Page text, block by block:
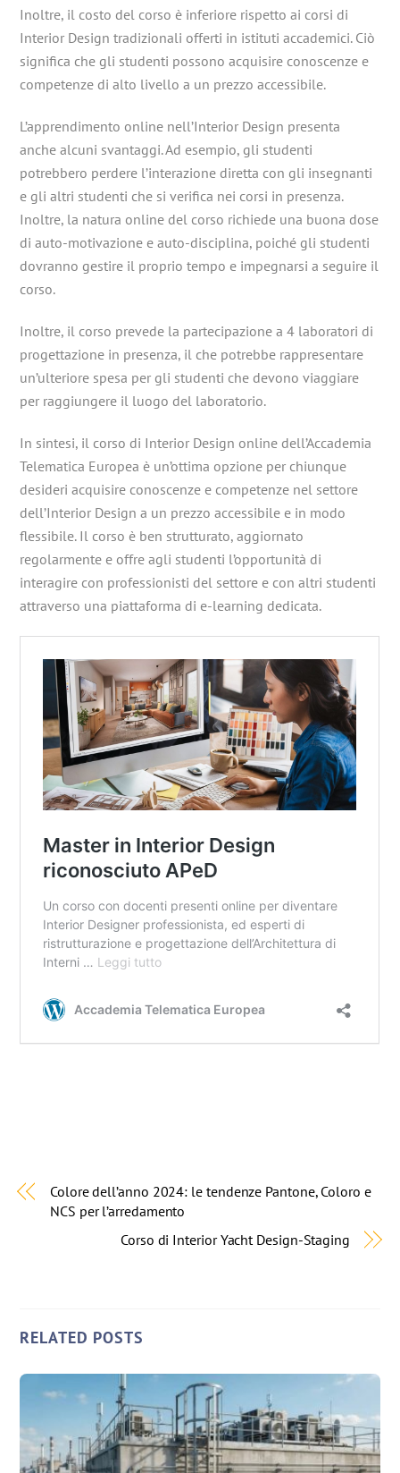
Inoltre, il costo del corso è inferiore rispetto ai corsi di
Interior Design tradizionali offerti in istituti accademici. Ciò
significa che gli studenti possono acquisire conoscenze e
competenze di alto livello a un prezzo accessibile.
L’apprendimento online nell’Interior Design presenta
anche alcuni svantaggi. Ad esempio, gli studenti
potrebbero perdere l’interazione diretta con gli insegnanti
e gli altri studenti che si verifica nei corsi in presenza.
Inoltre, la natura online del corso richiede una buona dose
di auto-motivazione e auto-disciplina, poiché gli studenti
dovranno gestire il proprio tempo e impegnarsi a seguire il
corso.
Inoltre, il corso prevede la partecipazione a 4 laboratori di
progettazione in presenza, il che potrebbe rappresentare
un’ulteriore spesa per gli studenti che devono viaggiare
per raggiungere il luogo del laboratorio.
In sintesi, il corso di Interior Design online dell’Accademia
Telematica Europea è un’ottima opzione per chiunque
desideri acquisire conoscenze e competenze nel settore
dell’Interior Design a un prezzo accessibile e in modo
flessibile. Il corso è ben strutturato, aggiornato
regolarmente e offre agli studenti l’opportunità di
interagire con professionisti del settore e con altri studenti
attraverso una piattaforma di e-learning dedicata.
Colore dell’anno 2024: le tendenze Pantone, Coloro e
NCS per l’arredamento
Corso di Interior Yacht Design-Staging
RELATED POSTS